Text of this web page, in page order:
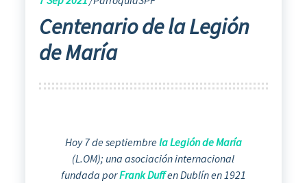
Centenario de la Legión
de María
Hoy 7 de septiembrela Legión de María
(L.OM); una asociación internacional
fundada porFrank Duffen Dublín en 1921